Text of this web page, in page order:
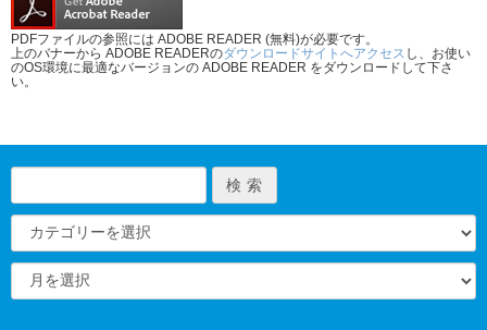
PDFファイルの参照には ADOBE READER (無料)が必要です。
上のバナーから ADOBE READERのダウンロードサイトへアクセス し、お使い
のOS環境に最適なバージョンの ADOBE READER をダウンロードして下さ
い。